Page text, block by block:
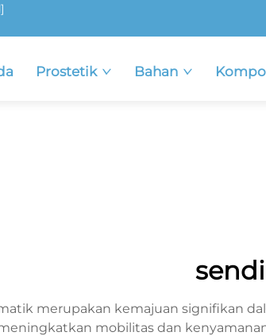
Prostetik Bahan
merupakan kemajuan signifikan
mobilitas dan